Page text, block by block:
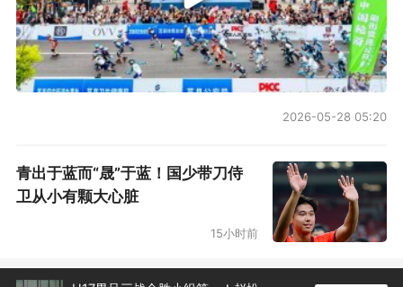
2026-05-28 05:20
青出于蓝而“晟”于蓝！国少带刀侍
卫从小有颗大心脏
15小时前